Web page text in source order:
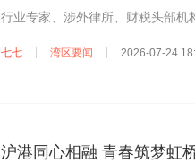
行业专家、涉外律所、财税头部
七七 湾区要闻 2026-07-24
沪港同心相融 青春筑梦虹